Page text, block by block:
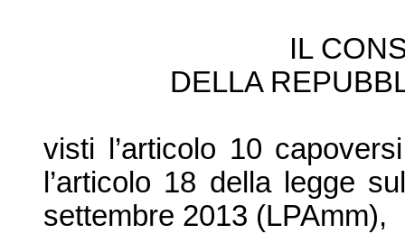
IL
DELLA
visti l’articolo 10
l’articolo 18 della legge
settembre 2013 (LPAmm),